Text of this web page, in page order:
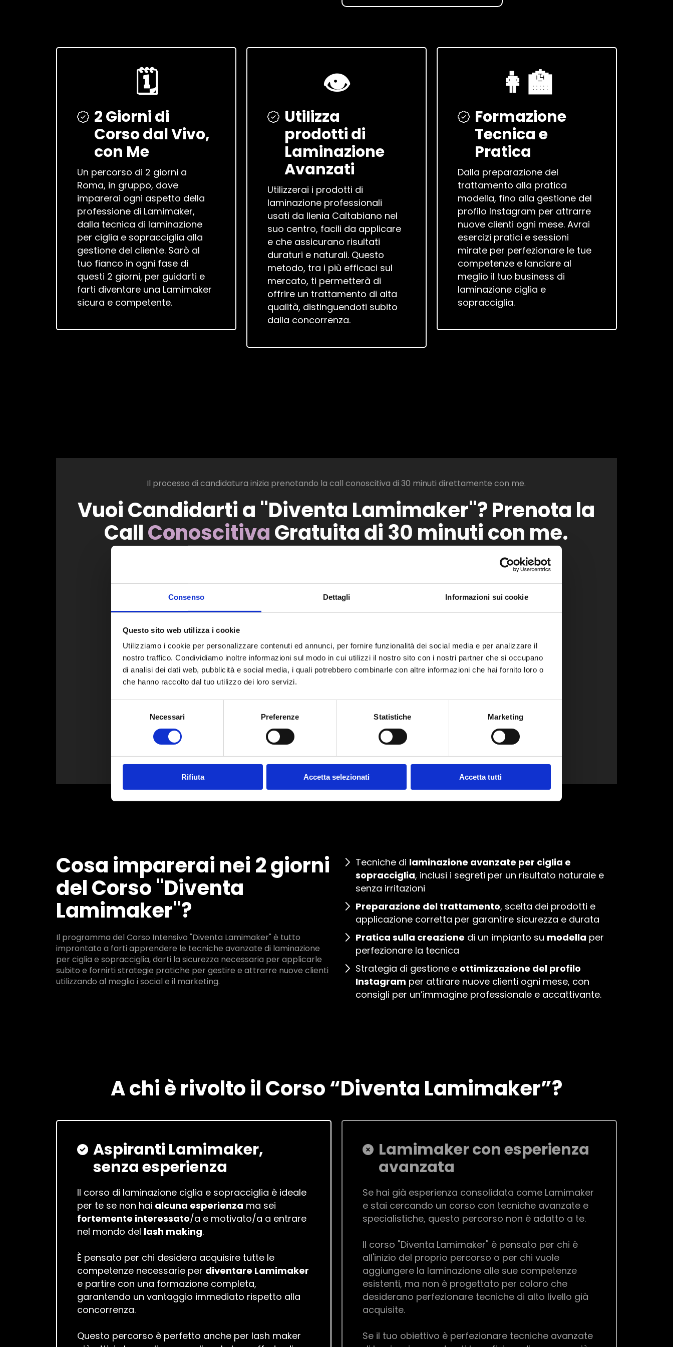
Consenso Dettagli Informazioni sui cookie
Questo sito web utilizza i cookie
Utilizziamo i cookie per personalizzare contenuti ed annunci, per fornire funzionalità dei social media e per analizzare il
nostro traffico. Condividiamo inoltre informazioni sul modo in cui utilizzi il nostro sito con i nostri partner che si occupano
di analisi dei dati web, pubblicità e social media, i quali potrebbero combinarle con altre informazioni che hai fornito loro o
che hanno raccolto dal tuo utilizzo dei loro servizi.
Necessari Preferenze Statistiche Marketing
Rifiuta Accetta selezionati Accetta tutti
🗓️
2 Giorni di
Corso dal Vivo,
con Me
Un percorso di 2 giorni a
Roma, in gruppo, dove
imparerai ogni aspetto della
professione di Lamimaker,
dalla tecnica di laminazione
per ciglia e sopracciglia alla
gestione del cliente. Sarò al
tuo fianco in ogni fase di
questi 2 giorni, per guidarti e
farti diventare una Lamimaker
sicura e competente.
👁️
Utilizza
prodotti di
Laminazione
Avanzati
Utilizzerai i prodotti di
laminazione professionali
usati da Ilenia Caltabiano nel
suo centro, facili da applicare
e che assicurano risultati
duraturi e naturali. Questo
metodo, tra i più efficaci sul
mercato, ti permetterà di
offrire un trattamento di alta
qualità, distinguendoti subito
dalla concorrenza.
👩‍🏫
Formazione
Tecnica e
Pratica
Dalla preparazione del
trattamento alla pratica
modella, fino alla gestione del
profilo Instagram per attrarre
nuove clienti ogni mese. Avrai
esercizi pratici e sessioni
mirate per perfezionare le tue
competenze e lanciare al
meglio il tuo business di
laminazione ciglia e
sopracciglia.
Il processo di candidatura inizia prenotando la call conoscitiva di 30 minuti direttamente con me.
Vuoi Candidarti a "Diventa Lamimaker"? Prenota la
CallConoscitivaGratuita di 30 minuti con me.
capire se il corso di Laminazione Ciglia è giusto per te.
La call conoscitiva è senza impegno.
Durante la call conoscitiva valuterò se "Diventa Lamimaker" è adatto a
te e ti mostrerò il programma delle 3 giornate di formazione.
Se preferisci, puoi anche venire in studio da me e fare la consulenza
gratuita dal vivo. Fissala comunque dal calendario qui sotto.
Scrivimi su WhatApp per avere maggiori informazioni
Cosa imparerai nei 2 giorni
del Corso "Diventa
Lamimaker"?
Il programma del Corso Intensivo "Diventa Lamimaker" è tutto
improntato a farti apprendere le tecniche avanzate di laminazione
per ciglia e sopracciglia, darti la sicurezza necessaria per applicarle
subito e fornirti strategie pratiche per gestire e attrarre nuove clienti
utilizzando al meglio i social e il marketing.
Tecniche di laminazione avanzate per ciglia e
sopracciglia, inclusi i segreti per un risultato naturale e
senza irritazioni
Preparazione del trattamento, scelta dei prodotti e
applicazione corretta per garantire sicurezza e durata
Pratica sulla creazione di un impianto su modella per
perfezionare la tecnica
Strategia di gestione e ottimizzazione del profilo
Instagram per attirare nuove clienti ogni mese, con
consigli per un’immagine professionale e accattivante.
A chi è rivolto il Corso “Diventa Lamimaker”?
Aspiranti Lamimaker,
senza esperienza
Il corso di laminazione ciglia e sopracciglia è ideale
per te se non hai alcuna esperienza ma sei
fortemente interessato/a e motivato/a a entrare
nel mondo del lash making.
È pensato per chi desidera acquisire tutte le
competenze necessarie per diventare Lamimaker
e partire con una formazione completa,
garantendo un vantaggio immediato rispetto alla
concorrenza.
Questo percorso è perfetto anche per lash maker
Lamimaker con esperienza
avanzata
Se hai già esperienza consolidata come Lamimaker
e stai cercando un corso con tecniche avanzate e
specialistiche, questo percorso non è adatto a te.
Il corso "Diventa Lamimaker" è pensato per chi è
all'inizio del proprio percorso o per chi vuole
aggiungere la laminazione alle sue competenze
esistenti, ma non è progettato per coloro che
desiderano perfezionare tecniche di alto livello già
acquisite.
Se il tuo obiettivo è perfezionare tecniche avanzate